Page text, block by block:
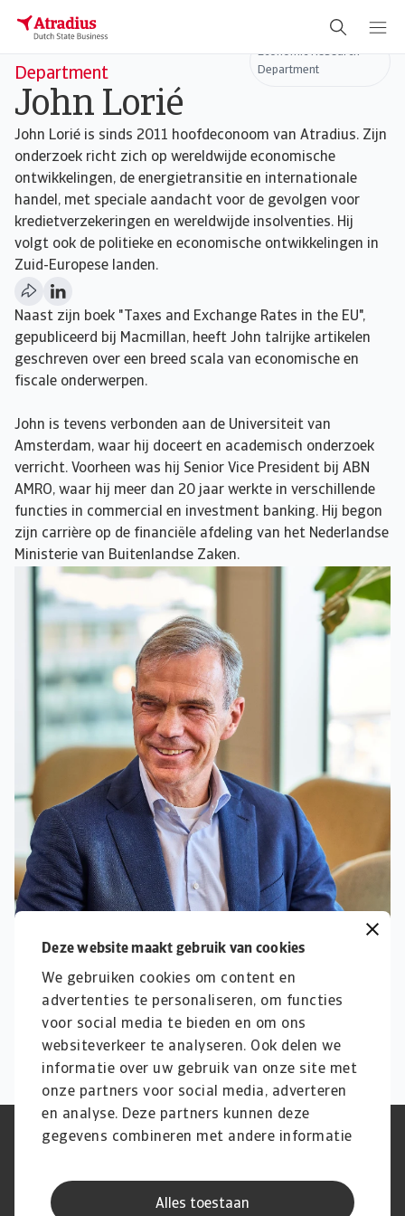
Deze website maakt gebruik van cookies
We gebruiken cookies om content en
advertenties te personaliseren, om functies
voor social media te bieden en om ons
websiteverkeer te analyseren. Ook delen we
informatie over uw gebruik van onze site met
onze partners voor social media, adverteren
en analyse. Deze partners kunnen deze
gegevens combineren met andere informatie
verzameld op basis van uw gebruik van hun
services.
Alles toestaan
Head of Economic Research
Department
Economic Research
Department
John Lorié
John Lorié is sinds 2011 hoofdeconoom van Atradius. Zijn
onderzoek richt zich op wereldwijde economische
ontwikkelingen, de energietransitie en internationale
handel, met speciale aandacht voor de gevolgen voor
kredietverzekeringen en wereldwijde insolventies. Hij
volgt ook de politieke en economische ontwikkelingen in
Zuid-Europese landen.
Naast zijn boek "Taxes and Exchange Rates in the EU",
gepubliceerd bij Macmillan, heeft John talrijke artikelen
geschreven over een breed scala van economische en
fiscale onderwerpen.
John is tevens verbonden aan de Universiteit van
Amsterdam, waar hij doceert en academisch onderzoek
verricht. Voorheen was hij Senior Vice President bij ABN
AMRO, waar hij meer dan 20 jaar werkte in verschillende
functies in commercial en investment banking. Hij begon
zijn carrière op de financiële afdeling van het Nederlandse
Ministerie van Buitenlandse Zaken.
Phishing en Security
Privacyverklaring
Juridische informatie
Supplier information